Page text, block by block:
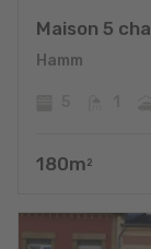
Maison 5
Hamm
180m 2